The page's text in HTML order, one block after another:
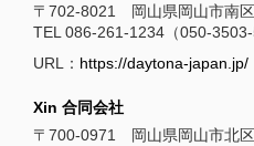
〒702-8021 岡山県岡山市南
TEL 086-261-1234（050-3503-
URL： https://daytona-japan.jp/
Xin 合同会社
〒700-0971 岡山県岡山市北